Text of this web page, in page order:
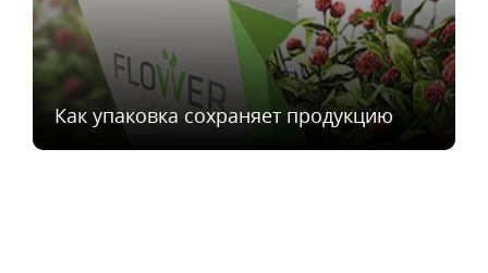
Как упаковка сохраняет продукцию